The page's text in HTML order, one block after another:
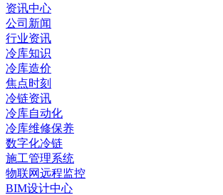
资讯中心
公司新闻
行业资讯
冷库知识
冷库造价
焦点时刻
冷链资讯
冷库自动化
冷库维修保养
数字化冷链
施工管理系统
物联网远程监控
BIM设计中心